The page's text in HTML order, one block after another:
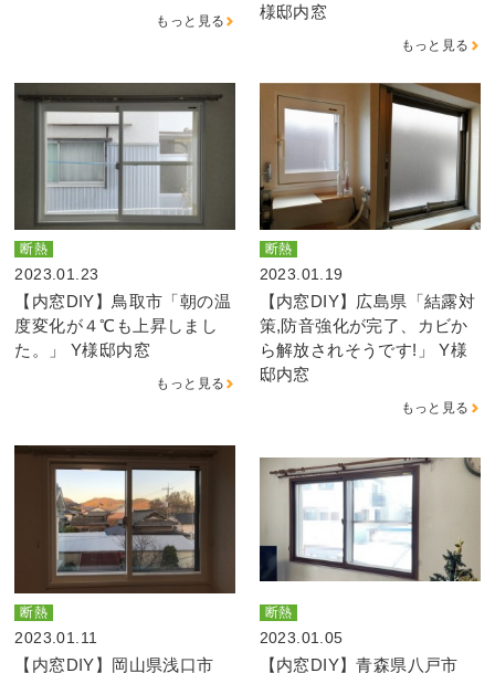
もっと見る
様邸内窓
もっと見る
断熱
2023.01.23
【内窓DIY】鳥取市「朝の温
度変化が４℃も上昇しまし
た。」 Y様邸内窓
もっと見る
断熱
2023.01.19
【内窓DIY】広島県「結露対
策,防音強化が完了、カビか
ら解放されそうです!」 Y様
邸内窓
もっと見る
断熱
2023.01.11
【内窓DIY】岡山県浅口市
断熱
2023.01.05
【内窓DIY】青森県八戸市